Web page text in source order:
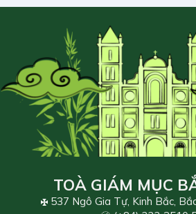
TOÀ GIÁM MỤC
537 Ngô Gia Tự, Kinh Bắc,